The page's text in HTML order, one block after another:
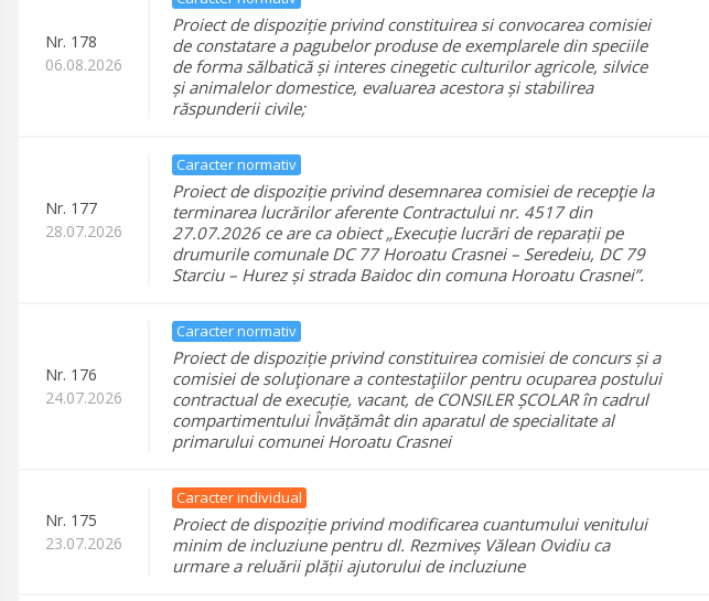
Nr. 178
06.08.2026
Proiect de dispoziție privind constituirea si convocarea comisiei
de constatare a pagubelor produse de exemplarele din speciile
de forma sălbatică și interes cinegetic culturilor agricole, silvice
și animalelor domestice, evaluarea acestora și stabilirea
răspunderii civile;
Nr. 177
28.07.2026
Caracter normativ
Proiect de dispoziție privind desemnarea comisiei de recepţie la
terminarea lucrărilor aferente Contractului nr. 4517 din
27.07.2026 ce are ca obiect „Execuție lucrări de reparații pe
drumurile comunale DC 77 Horoatu Crasnei – Seredeiu, DC 79
Starciu – Hurez și strada Baidoc din comuna Horoatu Crasnei”.
Nr. 176
24.07.2026
Caracter normativ
Proiect de dispoziție privind constituirea comisiei de concurs și a
comisiei de soluţionare a contestaţiilor pentru ocuparea postului
contractual de execuție, vacant, de CONSILER ȘCOLAR în cadrul
compartimentului Învățămât din aparatul de specialitate al
primarului comunei Horoatu Crasnei
Nr. 175
23.07.2026
Caracter individual
Proiect de dispoziție privind modificarea cuantumului venitului
minim de incluziune pentru dl. Rezmiveș Vălean Ovidiu ca
urmare a reluării plății ajutorului de incluziune